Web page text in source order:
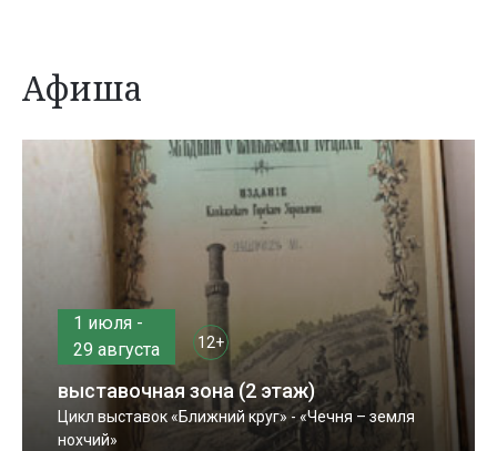
Афиша
1 июля -
29 августа
12+
выставочная зона (2 этаж)
Цикл выставок «Ближний круг» - «Чечня – земля
нохчий»